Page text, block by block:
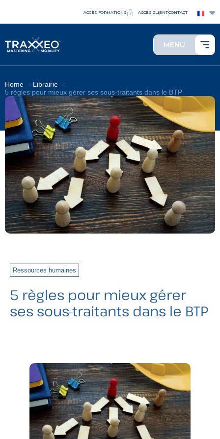
ACCÈS FORMATIONS ACCÈS CLIENTCONTACT
MENU
Home
Librairie
5 règles pour mieux gérer ses sous-traitants dans le BTP
Ressources humaines
5 règles pour mieux gérer
ses sous-traitants dans le BTP